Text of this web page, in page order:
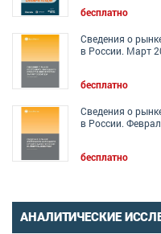
бесплатно
Сведения о
в России. Март
бесплатно
Сведения о
в России.
бесплатно
АНАЛИТИЧЕСКИЕ